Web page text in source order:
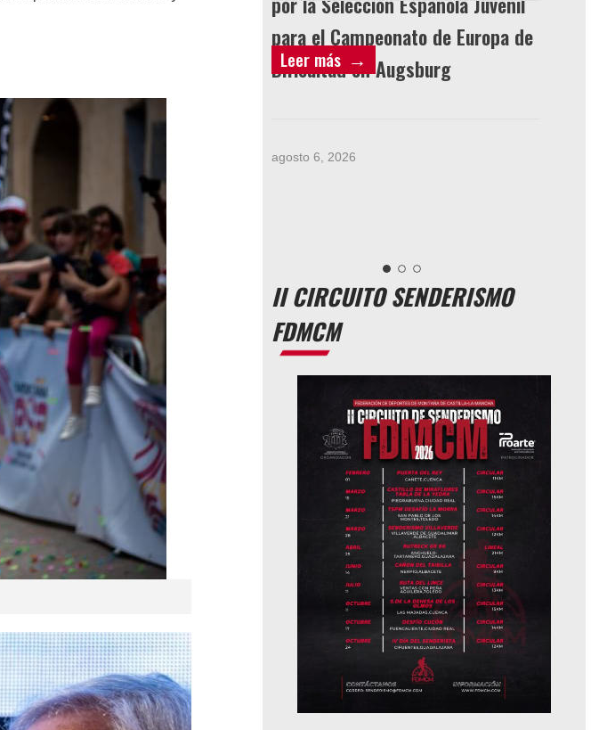
agosto 6, 2026
internacional de Castilla-La
Mancha en St. Pölten
agosto 5, 2026
Leer más
II CIRCUITO SENDERISMO
FDMCM